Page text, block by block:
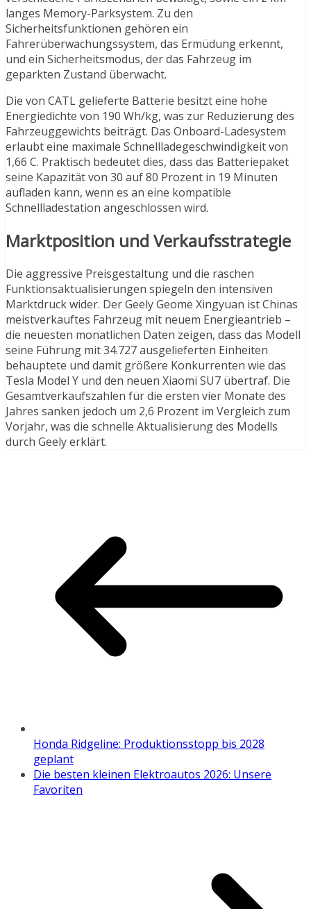
langes Memory-Parksystem. Zu den
Sicherheitsfunktionen gehören ein
Fahrerüberwachungssystem, das Ermüdung erkennt,
und ein Sicherheitsmodus, der das Fahrzeug im
geparkten Zustand überwacht.
Die von CATL gelieferte Batterie besitzt eine hohe
Energiedichte von 190 Wh/kg, was zur Reduzierung des
Fahrzeuggewichts beiträgt. Das Onboard-Ladesystem
erlaubt eine maximale Schnellladegeschwindigkeit von
1,66 C. Praktisch bedeutet dies, dass das Batteriepaket
seine Kapazität von 30 auf 80 Prozent in 19 Minuten
aufladen kann, wenn es an eine kompatible
Schnellladestation angeschlossen wird.
Marktposition und Verkaufsstrategie
Die aggressive Preisgestaltung und die raschen
Funktionsaktualisierungen spiegeln den intensiven
Marktdruck wider. Der Geely Geome Xingyuan ist Chinas
meistverkauftes Fahrzeug mit neuem Energieantrieb –
die neuesten monatlichen Daten zeigen, dass das Modell
seine Führung mit 34.727 ausgelieferten Einheiten
behauptete und damit größere Konkurrenten wie das
Tesla Model Y und den neuen Xiaomi SU7 übertraf. Die
Gesamtverkaufszahlen für die ersten vier Monate des
Jahres sanken jedoch um 2,6 Prozent im Vergleich zum
Vorjahr, was die schnelle Aktualisierung des Modells
durch Geely erklärt.
Honda Ridgeline: Produktionsstopp bis 2028
geplant
Die besten kleinen Elektroautos 2026: Unsere
Favoriten